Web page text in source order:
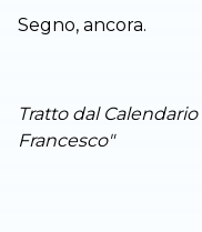
Segno, ancora.
Tratto dal
Francesco"